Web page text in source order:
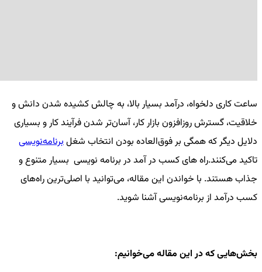
ساعت کاری دلخواه، درآمد بسیار بالا، به چالش کشیده شدن دانش و
خلاقیت، گسترش روزافزون بازار کار، آسان‌تر شدن فرآیند کار و بسیاری
دلایل دیگر که همگی بر فوق‌العاده بودن انتخاب شغلبرنامه‌نویسی
تاکید می‌کنند.راه های کسب در آمد در برنامه نویسی بسیار متنوع و
جذاب هستند. با خواندن این مقاله، می‌توانید با اصلی‌ترینراه‌های
کسب درآمد از برنامه‌نویسیآشنا شوید.
بخش‌هایی که در این مقاله می‌خوانیم: